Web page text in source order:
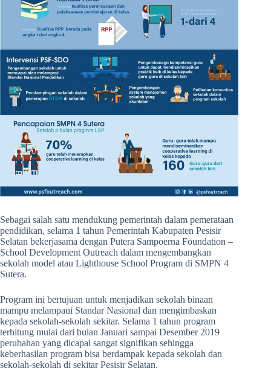
Sebagai salah satu mendukung pemerintah dalam pemerataan
pendidikan, selama 1 tahun Pemerintah Kabupaten Pesisir
Selatan bekerjasama dengan Putera Sampoerna Foundation –
School Development Outreach dalam mengembangkan
sekolah model atau Lighthouse School Program di SMPN 4
Sutera.
Program ini bertujuan untuk menjadikan sekolah binaan
mampu melampaui Standar Nasional dan mengimbaskan
kepada sekolah-sekolah sekitar. Selama 1 tahun program
terhitung mulai dari bulan Januari sampai Desember 2019
perubahan yang dicapai sangat signifikan sehingga
keberhasilan program bisa berdampak kepada sekolah dan
sekolah-sekolah di sekitar Pesisir Selatan.